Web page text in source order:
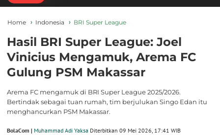
Home Indonesia BRI Super League
Hasil BRI Super League: Joel
Vinicius Mengamuk, Arema FC
Gulung PSM Makassar
Arema FC mengamuk di BRI Super League 2025/2026.
Bertindak sebagai tuan rumah, tim berjulukan Singo Edan itu
menghancurkan PSM Makassar.
BolaCom | Muhammad Adi Yaksa Diterbitkan 09 Mei 2026, 17:41 WIB